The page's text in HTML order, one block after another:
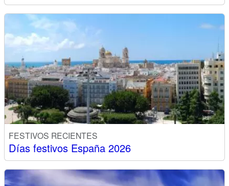
FESTIVOS RECIENTES
Días festivos España 2026